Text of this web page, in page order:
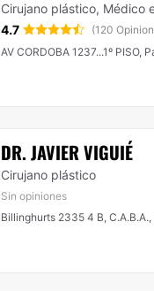
Cirujano plástico, Médico
4.7
(120
AV CORDOBA 1237...1º PISO,
DR. JAVIER VIGUIÉ
Cirujano plástico
Sin opiniones
Billinghurts 2335 4 B,